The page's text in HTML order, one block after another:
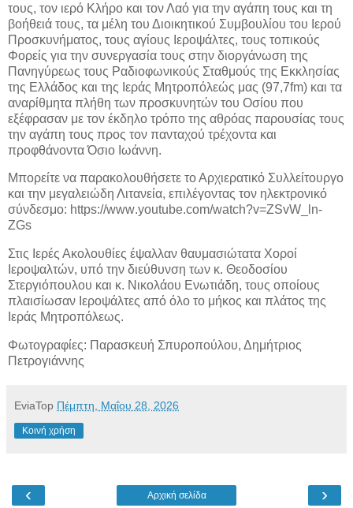
τους, τον ιερό Κλήρο και τον Λαό για την αγάπη τους και τη
βοήθειά τους, τα μέλη του Διοικητικού Συμβουλίου του Ιερού
Προσκυνήματος, τους αγίους Ιεροψάλτες, τους τοπικούς
Φορείς για την συνεργασία τους στην διοργάνωση της
Πανηγύρεως τους Ραδιοφωνικούς Σταθμούς της Εκκλησίας
της Ελλάδος και της Ιεράς Μητροπόλεώς μας (97,7fm) και τα
αναρίθμητα πλήθη των προσκυνητών του Οσίου που
εξέφρασαν με τον έκδηλο τρόπο της αθρόας παρουσίας τους
την αγάπη τους προς τον πανταχού τρέχοντα και
προφθάνοντα Όσιο Ιωάννη.
Μπορείτε να παρακολουθήσετε το Αρχιερατικό Συλλείτουργο
και την μεγαλειώδη Λιτανεία, επιλέγοντας τον ηλεκτρονικό
σύνδεσμο: https://www.youtube.com/watch?v=ZSvW ln-
ZGs
Στις Ιερές Ακολουθίες έψαλλαν θαυμασιώτατα Χοροί
Ιεροψαλτών, υπό την διεύθυνση των κ. Θεοδοσίου
Στεργιόπουλου και κ. Νικολάου Ενωτιάδη, τους οποίους
πλαισίωσαν Ιεροψάλτες από όλο το μήκος και πλάτος της
Ιεράς Μητροπόλεως.
Φωτογραφίες: Παρασκευή Σπυροπούλου, Δημήτριος
Πετρογιάννης
EviaTop Πέμπτη, Μαΐου 28, 2026
Κοινή χρήση
‹ ›
Αρχική σελίδα